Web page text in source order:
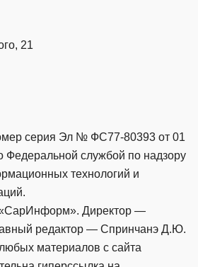
21
серия Эл № ФС77-80393 от 01
Федеральной службой по надзору
технологий и
Директор —
редактор — Спринчанэ Д.Ю.
материалов с сайта